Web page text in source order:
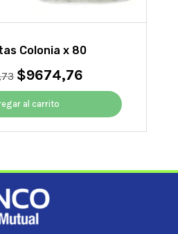
Colonia x 80
El
precio
original
era:
$10749,73.
$9674,76
precio
es:
$9674,76.
al carrito